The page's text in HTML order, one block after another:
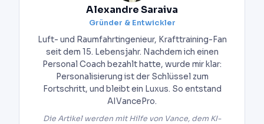
Alexandre Saraiva
Gründer & Entwickler
Luft- und Raumfahrtingenieur, Krafttraining-Fan
seit dem 15. Lebensjahr. Nachdem ich einen
Personal Coach bezahlt hatte, wurde mir klar:
Personalisierung ist der Schlüssel zum
Fortschritt, und bleibt ein Luxus. So entstand
AIVancePro.
Die Artikel werden mit Hilfe von Vance, dem KI-